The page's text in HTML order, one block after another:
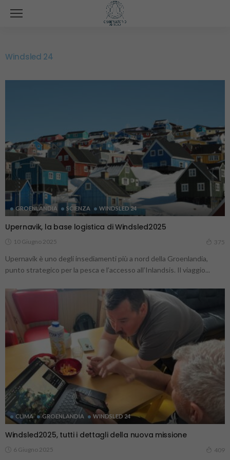
Windsled 24
GROENLANDIA SCIENZA WINDSLED 24
Upernavik, la base logistica di Windsled2025
10 Giugno 2025 375
Upernavik è uno degli insediamenti più a nord della Groenlandia,
punto strategico per la pesca e l’accesso all’Inlandsis. Il viaggio...
CLIMA GROENLANDIA WINDSLED 24
Windsled2025, tutti i dettagli della nuova missione
6 Giugno 2025 409